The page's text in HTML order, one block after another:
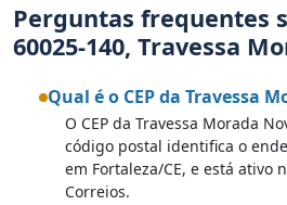
Perguntas frequentes
60025-140, Travessa
Qual é o CEP da Travessa
O CEP da Travessa Morada
código postal identifica o
em Fortaleza/CE, e está ativo
Correios.